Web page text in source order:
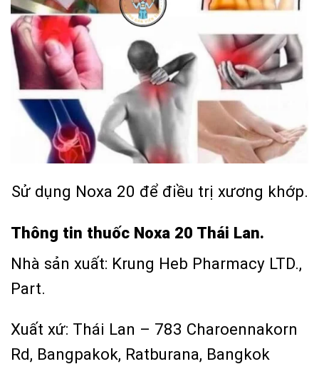
Sử dụng Noxa 20 để điều trị xương khớp.
Thông tin thuốc Noxa 20 Thái Lan.
Nhà sản xuất: Krung Heb Pharmacy LTD.,
Part.
Xuất xứ: Thái Lan – 783 Charoennakorn
Rd, Bangpakok, Ratburana, Bangkok